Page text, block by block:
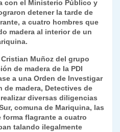
n n
k
con el Ministerio Público y
detener la tarde de
a cuatro hombres que
madera al interior de un
Muñoz del grupo
de madera de la PDI
a una Orden de Investigar
madera, Detectives de
diversas diligencias
comuna de Mariquina, las
flagrante a cuatro
talando ilegalmente